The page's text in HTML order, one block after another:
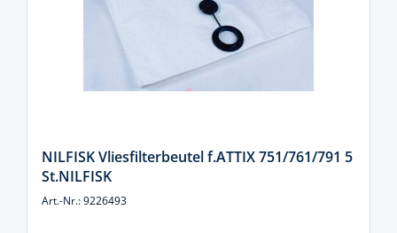
NILFISK Vliesfilterbeutel f.ATTIX 751/761/791 5
St.NILFISK
Art.-Nr.: 9226493